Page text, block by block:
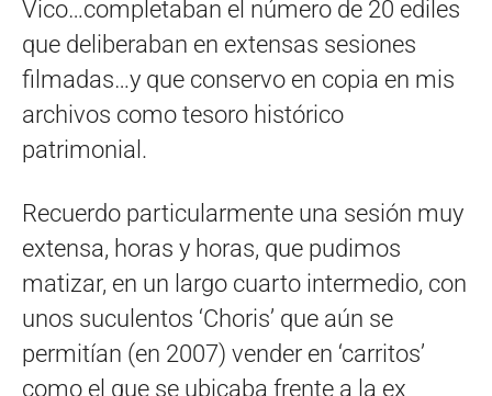
Vico…completaban el número de 20 ediles
que deliberaban en extensas sesiones
filmadas…y que conservo en copia en mis
archivos como tesoro histórico
patrimonial.
Recuerdo particularmente una sesión muy
extensa, horas y horas, que pudimos
matizar, en un largo cuarto intermedio, con
unos suculentos ‘Choris’ que aún se
permitían (en 2007) vender en ‘carritos’
como el que se ubicaba frente a la ex